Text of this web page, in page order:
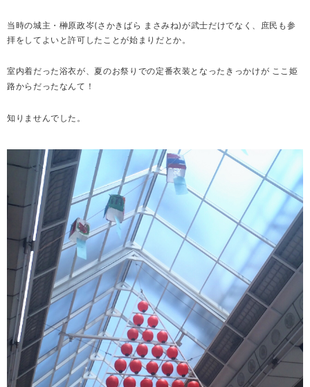
当時の城主・榊原政岑(さかきばら まさみね)が武士だけでなく、庶民も参
拝をしてよいと許可したことが始まりだとか。
室内着だった浴衣が、夏のお祭りでの定番衣装となったきっかけが ここ姫
路からだったなんて！
知りませんでした。